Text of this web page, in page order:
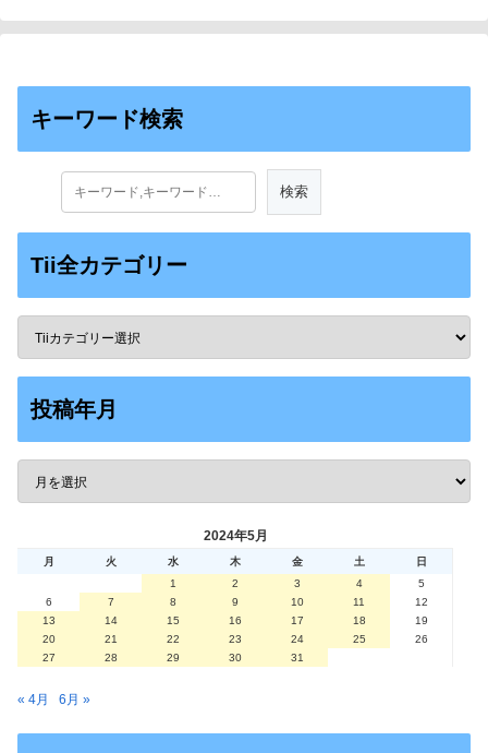
キーワード検索
Tii全カテゴリー
投稿年月
2024年5月
月 火 水 木 金 土
日
1
2 3 4
5
6
7 8 9 10 11
12
13
14 15 16 17 18
19
20
21 22 23 24 25
26
27
28 29 30 31
« 4月 6月 »